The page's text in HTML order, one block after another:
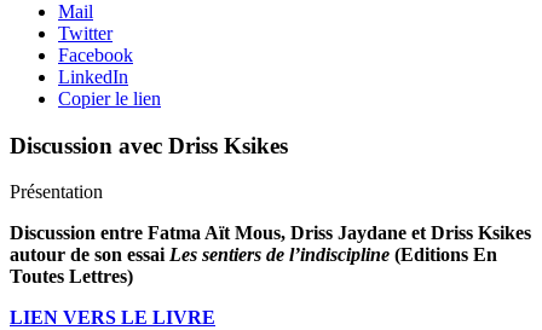
Mail
Twitter
Facebook
LinkedIn
Copier le lien
Discussion avec Driss Ksikes
Présentation
Discussion entre Fatma Aït Mous, Driss Jaydane et Driss Ksikes
autour de son essaiLes sentiers de l’indiscipline (Editions En
Toutes Lettres)
LIEN VERS LE LIVRE